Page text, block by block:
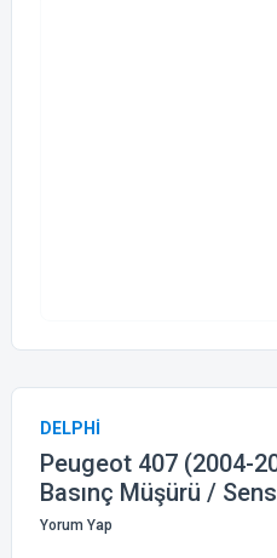
DELPHİ
Peugeot 407 (2004-
Basınç Müşürü /
Yorum Yap